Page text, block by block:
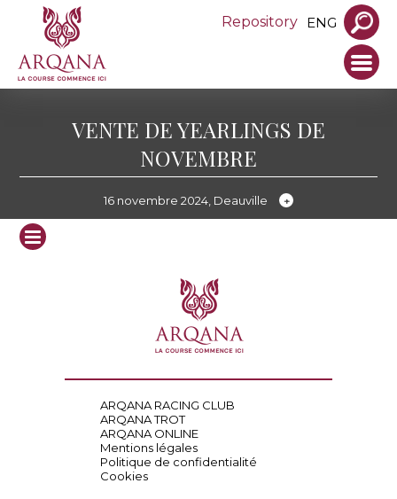
Repository ENG
VENTE DE YEARLINGS DE
NOVEMBRE
16 novembre 2024, Deauville
ARQANA RACING CLUB
ARQANA TROT
ARQANA ONLINE
Mentions légales
Politique de confidentialité
Cookies